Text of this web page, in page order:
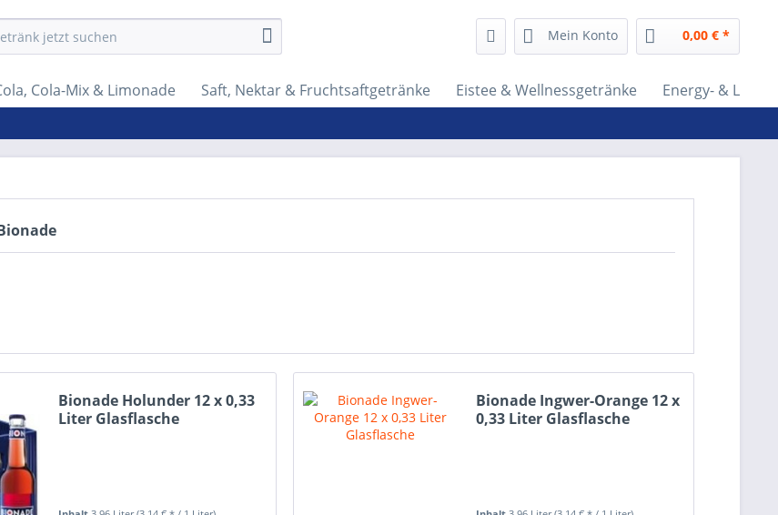
Mein Konto 0,00 € *
Cola-Mix & Limonade Saft, Nektar & Fruchtsaftgetränke Eistee & Wellnessgetränke Energy- &
Bionade Holunder 12 x 0,33
Liter Glasflasche
Bionade Ingwer-Orange 12 x
0,33 Liter Glasflasche